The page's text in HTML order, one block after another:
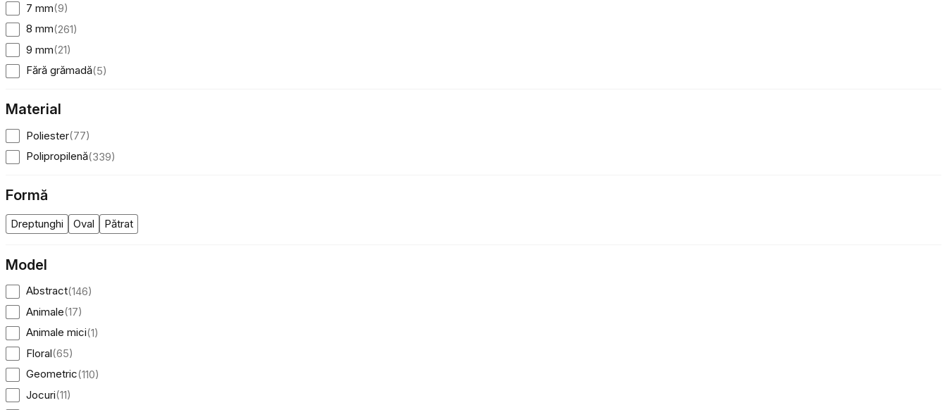
7 mm(9)
8 mm(261)
9 mm(21)
Fără grămadă(5)
Material
Poliester(77)
Polipropilenă(339)
Formă
Dreptunghi Oval Pătrat
Model
Abstract(146)
Animale(17)
Animale mici(1)
Floral(65)
Geometric(110)
Jocuri(11)